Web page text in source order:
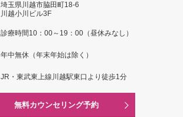
埼玉県川越市脇田町18-6
川越小川ビル3F
診療時間10：00～19：00（昼休みなし）
年中無休（年末年始は除く）
JR・東武東上線川越駅東口より徒歩1分
無料カウンセリング予約